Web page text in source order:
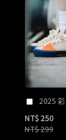
2025
NT$ 250
NT$ 299